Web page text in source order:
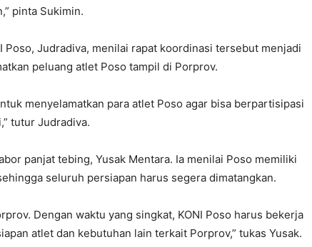
pinta Sukimin.
Poso, Judradiva, menilai rapat koordinasi tersebut menjadi
peluang atlet Poso tampil di Porprov.
menyelamatkan para atlet Poso agar bisa berpartisipasi
tutur Judradiva.
panjat tebing, Yusak Mentara. Ia menilai Poso memiliki
seluruh persiapan harus segera dimatangkan.
Dengan waktu yang singkat, KONI Poso harus bekerja
atlet dan kebutuhan lain terkait Porprov,” tukas Yusak.